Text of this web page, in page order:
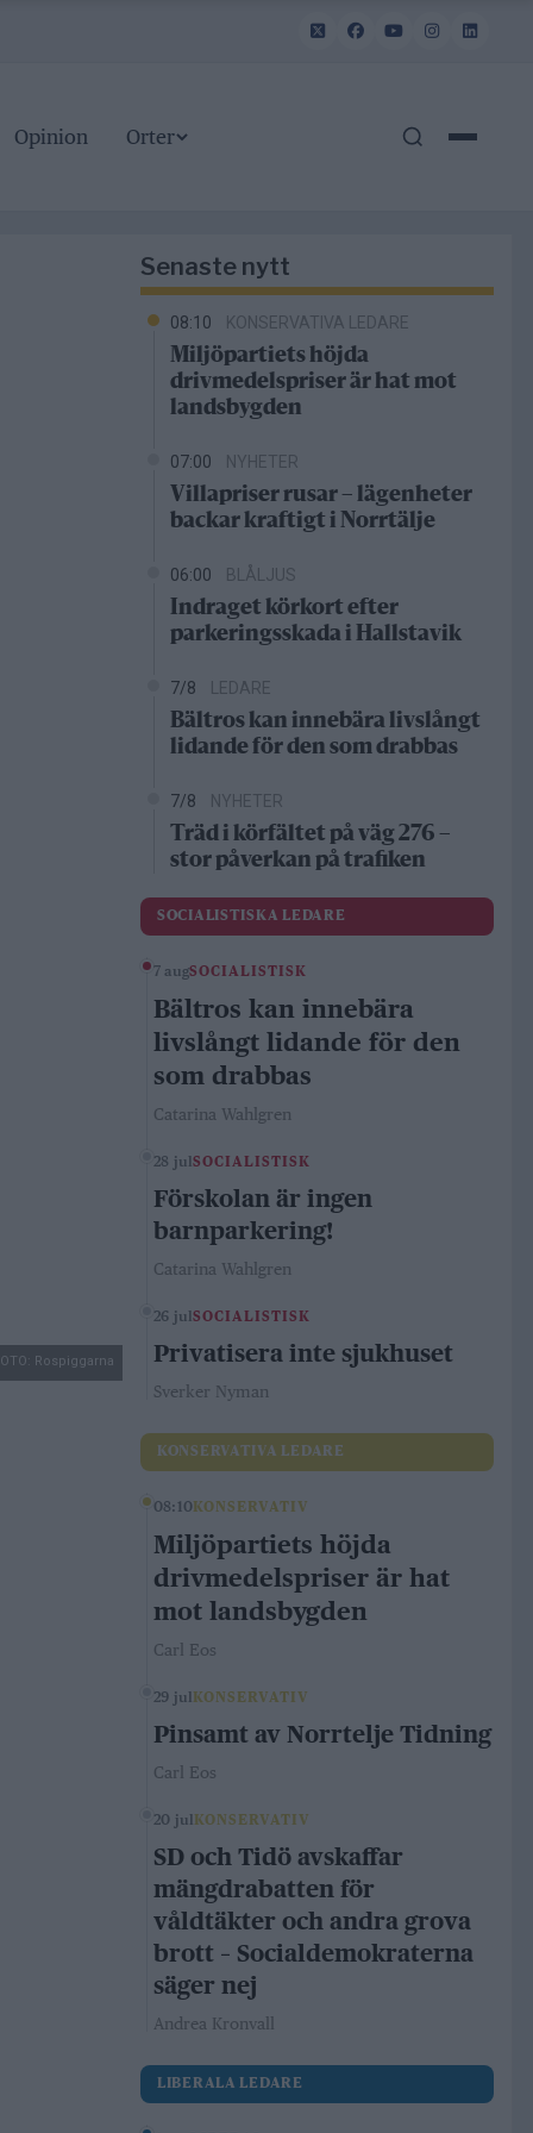
Opinion Orter
Rospiggarna
Senaste nytt
08:10 KONSERVATIVA LEDARE
Miljöpartiets höjda
drivmedelspriser är hat mot
landsbygden
07:00 NYHETER
Villapriser rusar – lägenheter
backar kraftigt i Norrtälje
06:00 BLÅLJUS
Indraget körkort efter
parkeringsskada i Hallstavik
7/8 LEDARE
Bältros kan innebära livslångt
lidande för den som drabbas
7/8 NYHETER
Träd i körfältet på väg 276 –
stor påverkan på trafiken
SOCIALISTISKA LEDARE
7 augSOCIALISTISK
Bältros kan innebära
livslångt lidande för den
som drabbas
Catarina Wahlgren
28 julSOCIALISTISK
Förskolan är ingen
barnparkering!
Catarina Wahlgren
26 julSOCIALISTISK
Privatisera inte sjukhuset
Sverker Nyman
KONSERVATIVA LEDARE
08:10 KONSERVATIV
Miljöpartiets höjda
drivmedelspriser är hat
mot landsbygden
Carl Eos
29 jul KONSERVATIV
Pinsamt av Norrtelje Tidning
Carl Eos
20 jul KONSERVATIV
SD och Tidö avskaffar
mängdrabatten för
våldtäkter och andra grova
brott – Socialdemokraterna
säger nej
Andrea Kronvall
LIBERALA LEDARE